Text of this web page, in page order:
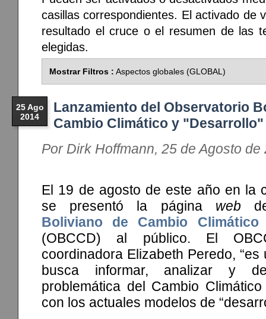
casillas correspondientes. El activado de
resultado el cruce o el resumen de las
elegidas.
Mostrar Filtros : Aspectos globales (GLOBAL)
25 Ago
2014
Lanzamiento del Observatorio
Cambio Climático y "Desarrollo"
Por Dirk Hoffmann, 25 de Agosto de
El 19 de agosto de este año en la
se presentó la página web
Boliviano de Cambio Climático
(OBCCD) al público. El
coordinadora Elizabeth Peredo,
busca informar, analizar y
problemática del Cambio
con los actuales modelos de